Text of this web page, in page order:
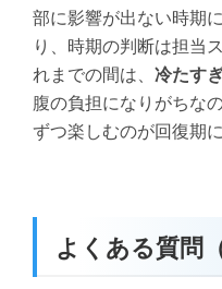
部に影響が出ない時期
り、時期の判断は担当
れまでの間は、 冷たす
腹の負担になりがちな
ずつ楽しむのが回復期
よくある質問